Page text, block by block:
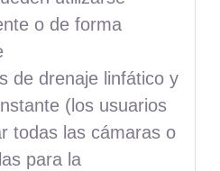
o de forma
de drenaje linfático y
(los usuarios
todas las cámaras o
para la